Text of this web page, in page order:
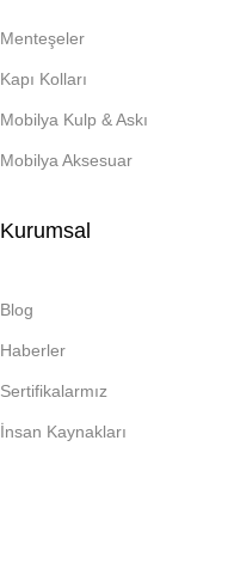
Menteşeler
Kapı Kolları
Mobilya Kulp & Askı
Mobilya Aksesuar
Kurumsal
Blog
Haberler
Sertifikalarmız
İnsan Kaynakları